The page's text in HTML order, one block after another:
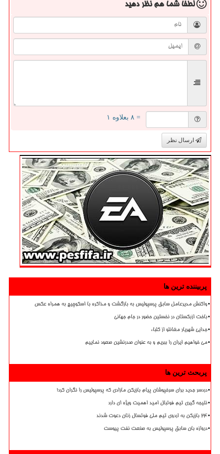
لطفا شما همنظر دهید
= ۸ بعلاوه ۱
ارسال نظر
پربیننده ترین ها
واکنش مدیرعامل سابق پرسپولیس به بازگشت و مذاکره با اسکوچیچ به همراه عکس
باخت ازبکستان در نخستین حضور در جام جهانی
جدایی شهریار مغانلو از کلباء
می خواهیم ایران را ببریم و به عنوان صدرنشین صعود نماییم
پربحث ترین ها
دردسر جدید برای سرخپوشان پیام بازیکن مازادی که پرسپولیس را نگران کرد!
نتیجه گیری تیم فوتبال امید اهمیت ویژه ای دارد
۲۴ بازیکن به اردوی تیم ملی فوتسال زنان دعوت شدند
دروازه بان سابق پرسپولیس به صنعت نفت پیوست